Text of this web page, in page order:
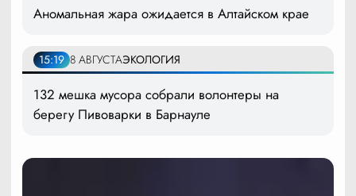
Аномальная жара ожидается в Алтайском крае
15:19 8 АВГУСТАЭКОЛОГИЯ
132 мешка мусора собрали волонтеры на
берегу Пивоварки в Барнауле